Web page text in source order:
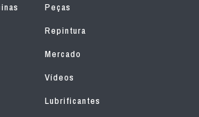
Peças
Repintura
Mercado
Vídeos
Lubrificantes